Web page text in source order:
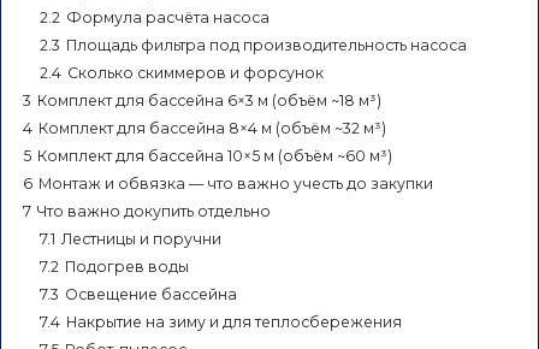
2.2 Формула расчёта насоса
2.3 Площадь фильтра под производительность насоса
2.4 Сколько скиммеров и форсунок
3 Комплект для бассейна 6×3 м (объём ~18 м³)
4 Комплект для бассейна 8×4 м (объём ~32 м³)
5 Комплект для бассейна 10×5 м (объём ~60 м³)
6 Монтаж и обвязка — что важно учесть до закупки
7 Что важно докупить отдельно
7.1 Лестницы и поручни
7.2 Подогрев воды
7.3 Освещение бассейна
7.4 Накрытие на зиму и для теплосбережения